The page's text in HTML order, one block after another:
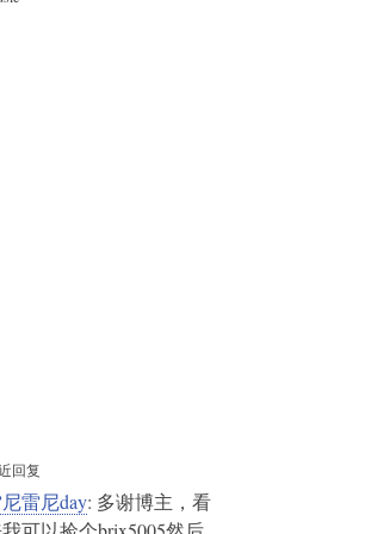
回复
雷尼day: 多谢博主，看